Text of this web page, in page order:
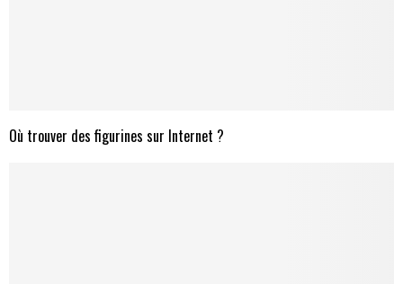
Où trouver des figurines sur Internet ?